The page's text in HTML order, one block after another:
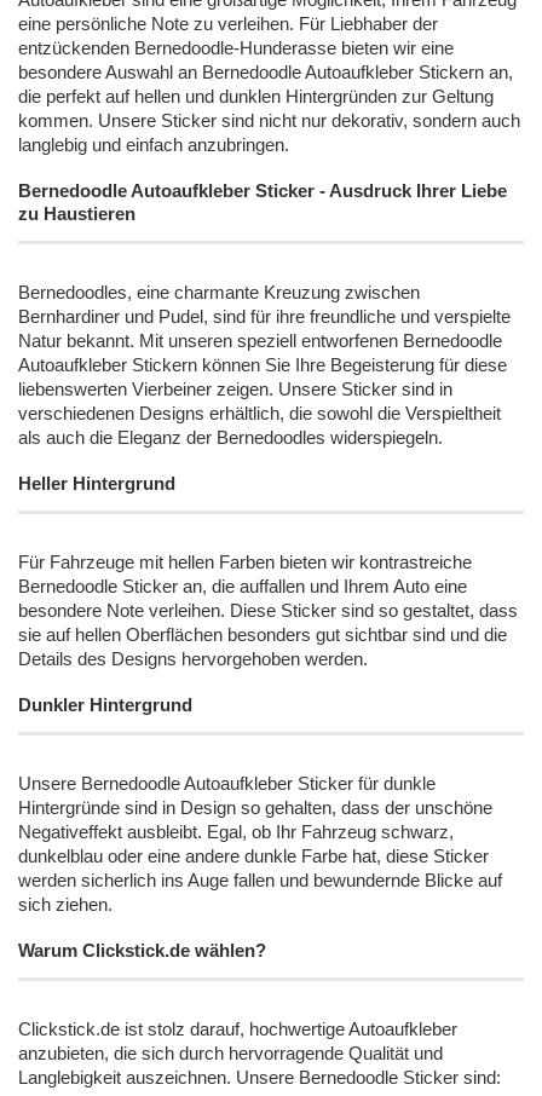
eine persönliche Note zu verleihen. Für Liebhaber der
entzückenden Bernedoodle-Hunderasse bieten wir eine
besondere Auswahl an Bernedoodle Autoaufkleber Stickern an,
die perfekt auf hellen und dunklen Hintergründen zur Geltung
kommen. Unsere Sticker sind nicht nur dekorativ, sondern auch
langlebig und einfach anzubringen.
Bernedoodle Autoaufkleber Sticker - Ausdruck Ihrer Liebe
zu Haustieren
Bernedoodles, eine charmante Kreuzung zwischen
Bernhardiner und Pudel, sind für ihre freundliche und verspielte
Natur bekannt. Mit unseren speziell entworfenen Bernedoodle
Autoaufkleber Stickern können Sie Ihre Begeisterung für diese
liebenswerten Vierbeiner zeigen. Unsere Sticker sind in
verschiedenen Designs erhältlich, die sowohl die Verspieltheit
als auch die Eleganz der Bernedoodles widerspiegeln.
Heller Hintergrund
Für Fahrzeuge mit hellen Farben bieten wir kontrastreiche
Bernedoodle Sticker an, die auffallen und Ihrem Auto eine
besondere Note verleihen. Diese Sticker sind so gestaltet, dass
sie auf hellen Oberflächen besonders gut sichtbar sind und die
Details des Designs hervorgehoben werden.
Dunkler Hintergrund
Unsere Bernedoodle Autoaufkleber Sticker für dunkle
Hintergründe sind in Design so gehalten, dass der unschöne
Negativeffekt ausbleibt. Egal, ob Ihr Fahrzeug schwarz,
dunkelblau oder eine andere dunkle Farbe hat, diese Sticker
werden sicherlich ins Auge fallen und bewundernde Blicke auf
sich ziehen.
Warum Clickstick.de wählen?
Clickstick.de ist stolz darauf, hochwertige Autoaufkleber
anzubieten, die sich durch hervorragende Qualität und
Langlebigkeit auszeichnen. Unsere Bernedoodle Sticker sind: